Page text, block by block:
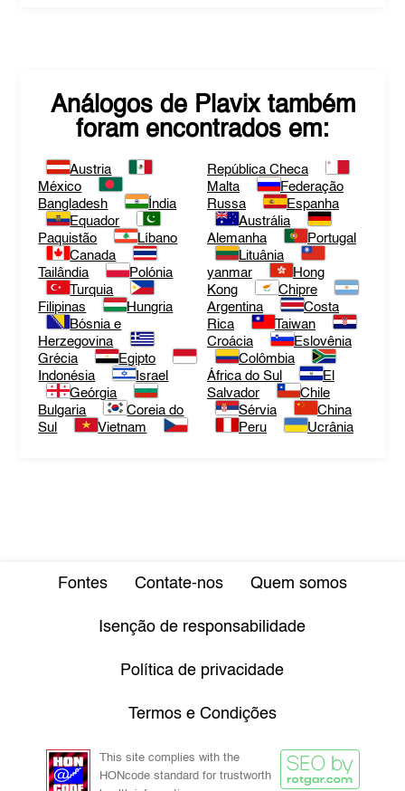
Análogos de Plavixtambém
foram encontrados em:
Austria
México
Bangladesh
Índia
Equador
Paquistão
Líbano
Canada
Tailândia
Polónia
Turquia
Filipinas
Hungria
Bósnia e
Herzegovina
Grécia
Egipto
Indonésia
Israel
Geórgia
Bulgaria
Coreia do
Sul
Vietnam
República Checa
Malta
Federação
Russa
Espanha
Austrália
Alemanha
Portugal
Lituânia
yanmar
Hong
Kong
Chipre
Argentina
Costa
Rica
Taiwan
Croácia
Eslovênia
Colômbia
África do Sul
El
Salvador
Chile
Sérvia
China
Peru
Ucrânia
Fontes Contate-nos Quem somos
Isenção de responsabilidade
Política de privacidade
Termos e Condições
This site complies with the
HONcode standard for trustworth